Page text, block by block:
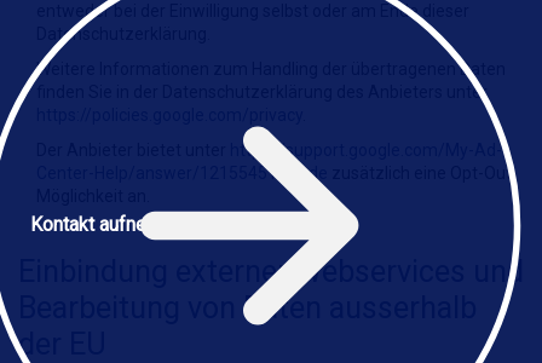
Kontakt aufnehmen
entweder bei der Einwilligung selbst oder am Ende dieser
Datenschutzerklärung.
Weitere Informationen zum Handling der übertragenen Daten
finden Sie in der Datenschutzerklärung des Anbieters unter
https://support.google.com/My-Ad-
Center-Help/answer/12155451?hl=de
zusätzlich eine Opt-Out
Einbindung externer Webservices und
Bearbeitung von Daten ausserhalb
der EU